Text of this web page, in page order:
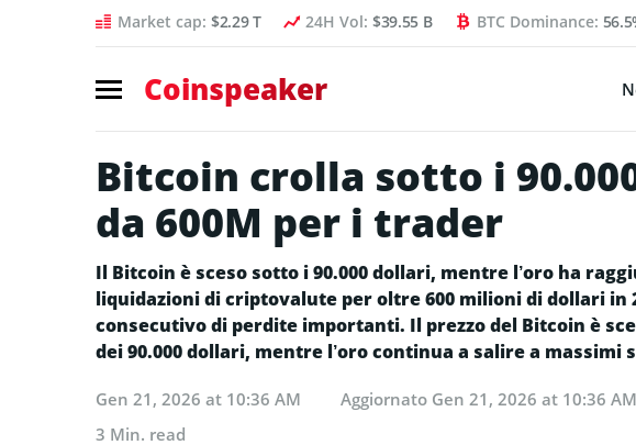
Market cap: $2.29 T 24H Vol: $39.55 B BTC Dominance:
Coinspeaker
Bitcoin crolla sotto i
da 600M per i trader
Il Bitcoin è sceso sotto i 90.000 dollari, mentre l’oro ha
liquidazioni di criptovalute per oltre 600 milioni di dollari in
consecutivo di perdite importanti. Il prezzo del Bitcoin è
dei 90.000 dollari, mentre l’oro continua a salire a massimi
Gen 21, 2026 at 10:36 AM Aggiornato Gen 21, 2026 at 10:36 AM
3 Min. read